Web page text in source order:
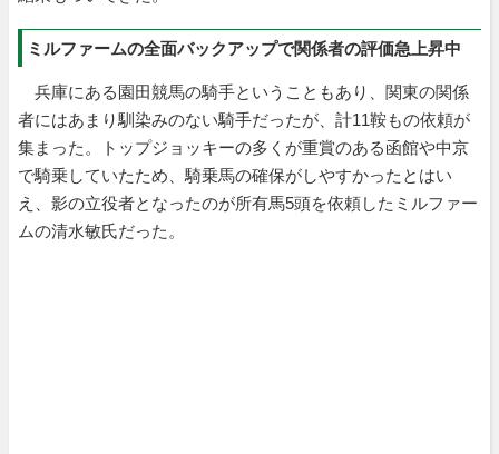
ミルファームの全面バックアップで関係者の評価急上昇中
兵庫にある園田競馬の騎手ということもあり、関東の関係
者にはあまり馴染みのない騎手だったが、計11鞍もの依頼が
集まった。トップジョッキーの多くが重賞のある函館や中京
で騎乗していたため、騎乗馬の確保がしやすかったとはい
え、影の立役者となったのが所有馬5頭を依頼したミルファー
ムの清水敏氏だった。